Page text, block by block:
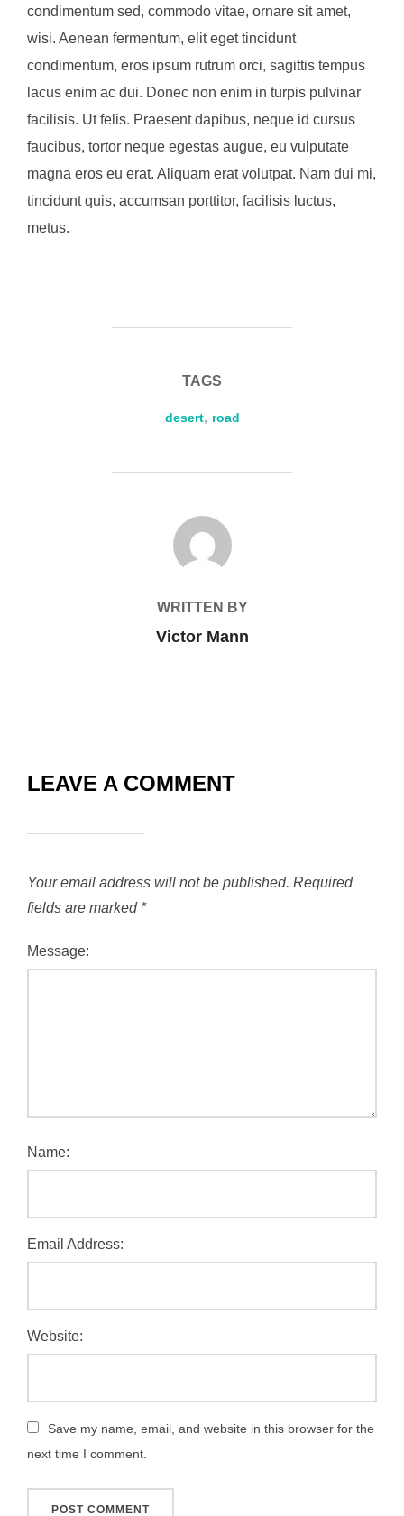
condimentum sed, commodo vitae, ornare sit amet,
wisi. Aenean fermentum, elit eget tincidunt
condimentum, eros ipsum rutrum orci, sagittis tempus
lacus enim ac dui. Donec non enim in turpis pulvinar
facilisis. Ut felis. Praesent dapibus, neque id cursus
faucibus, tortor neque egestas augue, eu vulputate
magna eros eu erat. Aliquam erat volutpat. Nam dui mi,
tincidunt quis, accumsan porttitor, facilisis luctus,
metus.
TAGS
desert, road
POST AUTHOR
WRITTEN BY
Victor Mann
LEAVE A COMMENT
Your email address will not be published. Required
fields are marked *
Message:
Name:
Email Address:
Website:
Save my name, email, and website in this browser for the
next time I comment.